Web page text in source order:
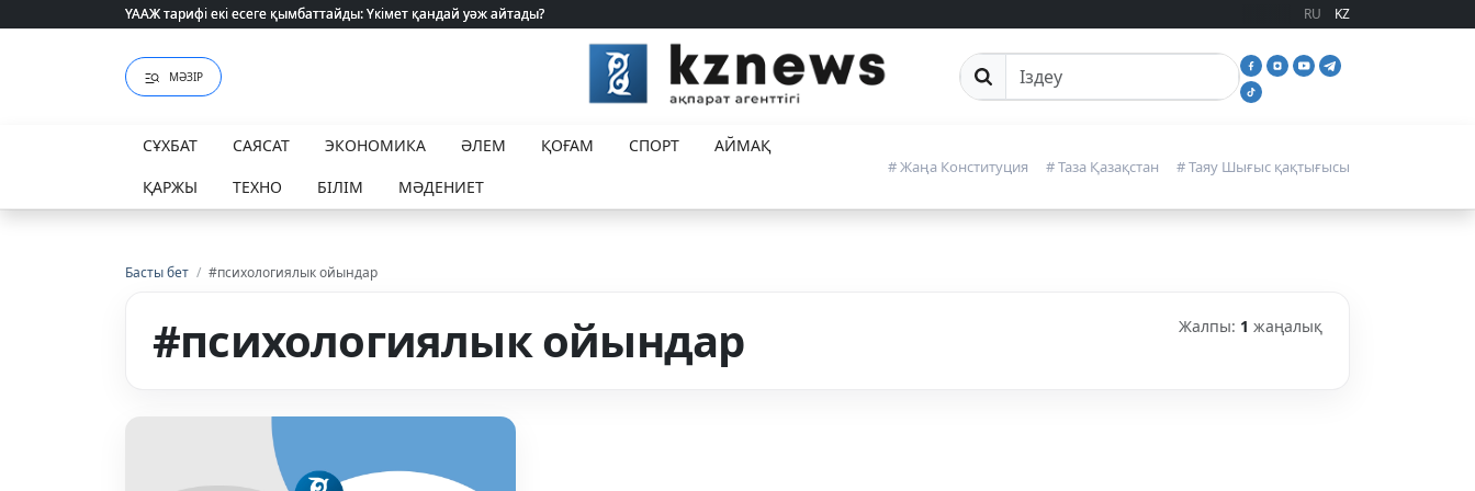
ҮААЖ тарифі екі есеге қымбаттайды: Үкімет қандай уәж айтады?
ҮААЖ тарифі екі есеге қымбаттайды: Үкімет қандай уәж айтады? RU KZ
МӘЗІР Сайттан іздеу
СҰХБАТ САЯСАТ ЭКОНОМИКА ӘЛЕМ ҚОҒАМ СПОРТ
АЙМАҚ
ҚАРЖЫ
ТЕХНО БІЛІМ МӘДЕНИЕТ
# Жаңа Конституция # Таза Қазақстан # Таяу Шығыс қақтығысы
Басты бет / #психологиялык ойындар
#психологиялык ойындар Жалпы: 1 жаңалық